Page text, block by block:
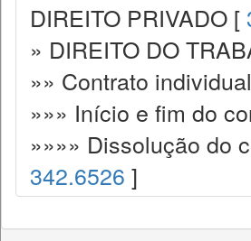
DIREITO PRIVADO [
» DIREITO DO
»» Contrato
»»» Início e fim do
»»»» Dissolução do
342.6526 ]